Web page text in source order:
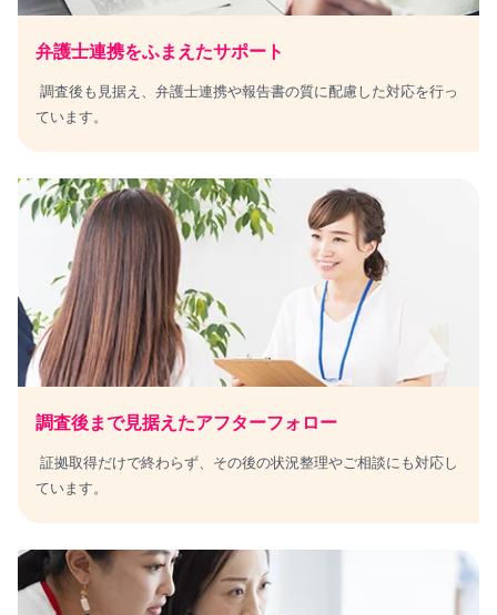
弁護士連携をふまえたサポート
調査後も見据え、弁護士連携や報告書の質に配慮した対応を行っ
ています。
調査後まで見据えたアフターフォロー
証拠取得だけで終わらず、その後の状況整理やご相談にも対応し
ています。